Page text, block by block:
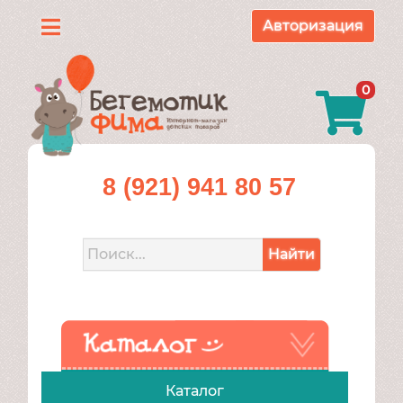
Каталог
О
нас
Доставка
Контакты
Авторизация
0
8 (921) 941 80 57
Найти
Каталог